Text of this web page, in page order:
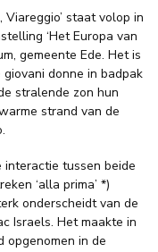
staat volop in
‘Het Europa van
gemeente Ede. Het is
donne in badpak
stralende zon hun
strand van de
interactie tussen beide
‘alla prima’ *)
onderscheidt van de
Israels. Het maakte in
opgenomen in de